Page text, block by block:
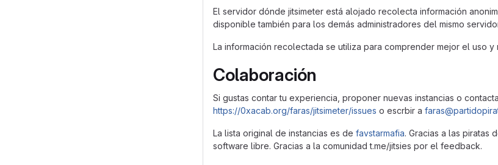
El servidor dónde jitsimeter está alojado recolecta información
disponible también para los demás administradores del mismo
La información recolectada se utiliza para comprender mejor el uso
Colaboración
Si gustas contar tu experiencia, proponer nuevas instancias o
https://0xacab.org/faras/jitsimeter/issues o escrbir a
La lista original de instancias es de favstarmafia. Gracias a las piratas
software libre. Gracias a la comunidad t.me/jitsies por el feedback.